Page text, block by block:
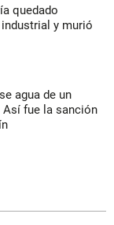
quedado
y murió
agua de un
Así fue la sanción